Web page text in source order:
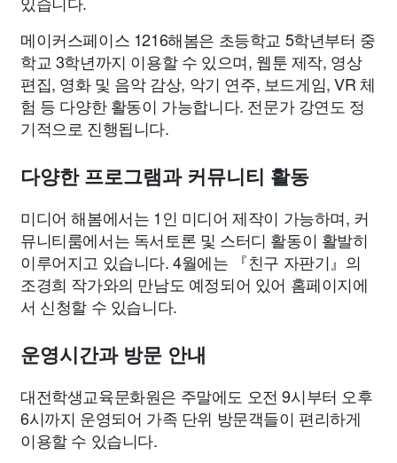
메이커스페이스 1216해봄은 초등학교 5학년부터 중
학교 3학년까지 이용할 수 있으며, 웹툰 제작, 영상
편집, 영화 및 음악 감상, 악기 연주, 보드게임, VR 체
험 등 다양한 활동이 가능합니다. 전문가 강연도 정
기적으로 진행됩니다.
다양한 프로그램과 커뮤니티 활동
미디어 해봄에서는 1인 미디어 제작이 가능하며, 커
뮤니티룸에서는 독서토론 및 스터디 활동이 활발히
이루어지고 있습니다. 4월에는 『친구 자판기』의
조경희 작가와의 만남도 예정되어 있어 홈페이지에
서 신청할 수 있습니다.
운영시간과 방문 안내
대전학생교육문화원은 주말에도 오전 9시부터 오후
6시까지 운영되어 가족 단위 방문객들이 편리하게
이용할 수 있습니다.